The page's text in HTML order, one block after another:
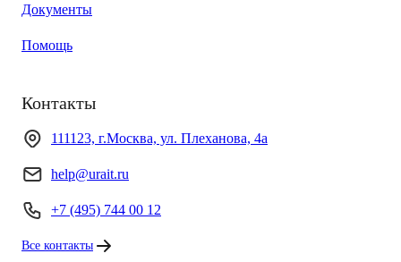
Документы
Помощь
Контакты
111123, г.Москва, ул. Плеханова, 4а
help@urait.ru
+7 (495) 744 00 12
Все контакты